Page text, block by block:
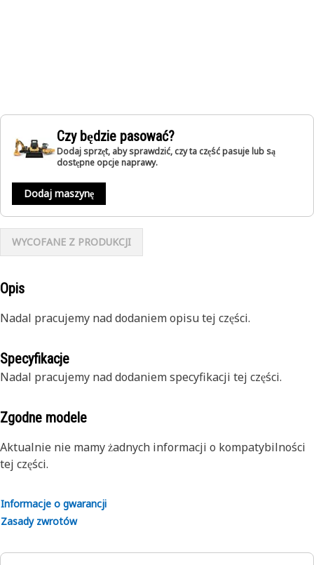
Czy będzie pasować?
Dodaj sprzęt, aby sprawdzić, czy ta część pasuje lub są
dostępne opcje naprawy.
Dodaj maszynę
WYCOFANE Z PRODUKCJI
Opis
Nadal pracujemy nad dodaniem opisu tej części.
Specyfikacje
Nadal pracujemy nad dodaniem specyfikacji tej części.
Zgodne modele
Aktualnie nie mamy żadnych informacji o kompatybilności
tej części.
Informacje o gwarancji
Zasady zwrotów